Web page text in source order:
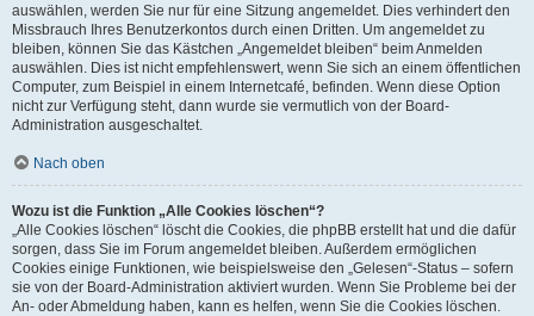
auswählen, werden Sie nur für eine Sitzung angemeldet. Dies verhindert den
Missbrauch Ihres Benutzerkontos durch einen Dritten. Um angemeldet zu
bleiben, können Sie das Kästchen „Angemeldet bleiben“ beim Anmelden
auswählen. Dies ist nicht empfehlenswert, wenn Sie sich an einem öffentlichen
Computer, zum Beispiel in einem Internetcafé, befinden. Wenn diese Option
nicht zur Verfügung steht, dann wurde sie vermutlich von der Board-
Administration ausgeschaltet.
Nach oben
Wozu ist die Funktion „Alle Cookies löschen“?
„Alle Cookies löschen“ löscht die Cookies, die phpBB erstellt hat und die dafür
sorgen, dass Sie im Forum angemeldet bleiben. Außerdem ermöglichen
Cookies einige Funktionen, wie beispielsweise den „Gelesen“-Status – sofern
sie von der Board-Administration aktiviert wurden. Wenn Sie Probleme bei der
An- oder Abmeldung haben, kann es helfen, wenn Sie die Cookies löschen.